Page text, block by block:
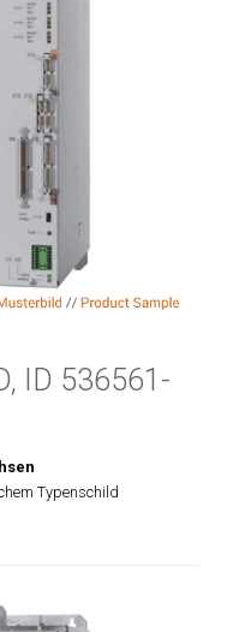
ID 536561-
Typenschild